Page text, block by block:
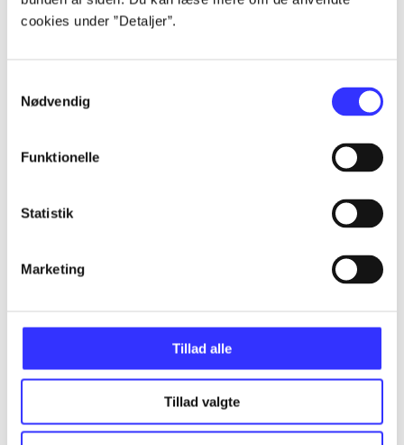
cookies under ”Detaljer”.
Nødvendig
Funktionelle
Statistik
Marketing
Tillad alle
Tillad valgte
...
...
...
Minder om